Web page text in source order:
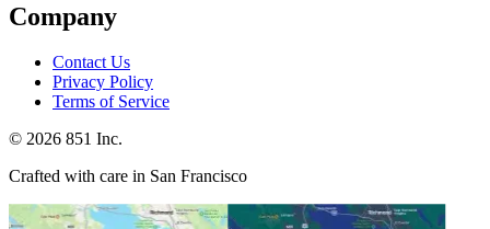
Company
Contact Us
Privacy Policy
Terms of Service
© 2026 851 Inc.
Crafted with care in San Francisco